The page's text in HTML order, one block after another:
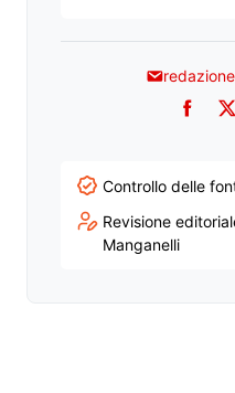
Controllo delle
Revisione
Manganelli